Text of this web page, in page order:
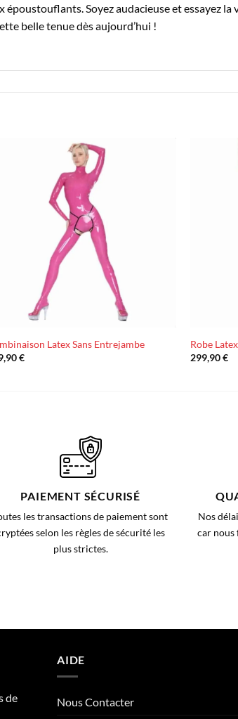
Soyez audacieuse et essayez
belle tenue dès aujourd’hui !
Latex Sans Entrejambe
€
Robe
299,90€
PAIEMENT SÉCURISÉ
les transactions de paiement sont
selon les règles de sécurité les
plus strictes.
Nos
car nous
de
AIDE
Nous Contacter